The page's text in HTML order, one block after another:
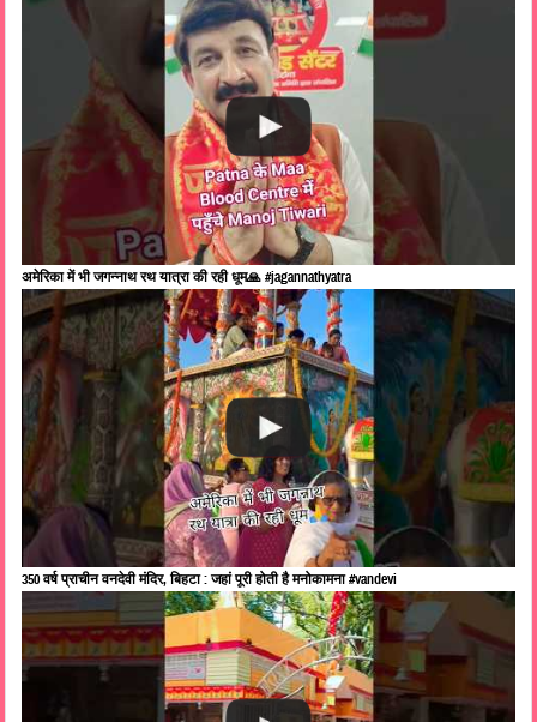
अमेरिका में भी जगन्नाथ रथ यात्रा की रही धूम🙏 #jagannathyatra
350 वर्ष प्राचीन वनदेवी मंदिर, बिहटा : जहां पूरी होती है मनोकामना #vandevi